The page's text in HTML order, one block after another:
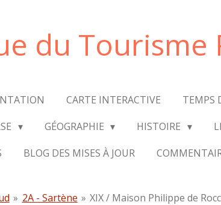
du Tourisme
CARTE INTERACTIVE TEMPS
GÉOGRAPHIE HISTOIRE
BLOG DES MISES À JOUR
» 2A - Sartène » XIX / Maison Philippe de